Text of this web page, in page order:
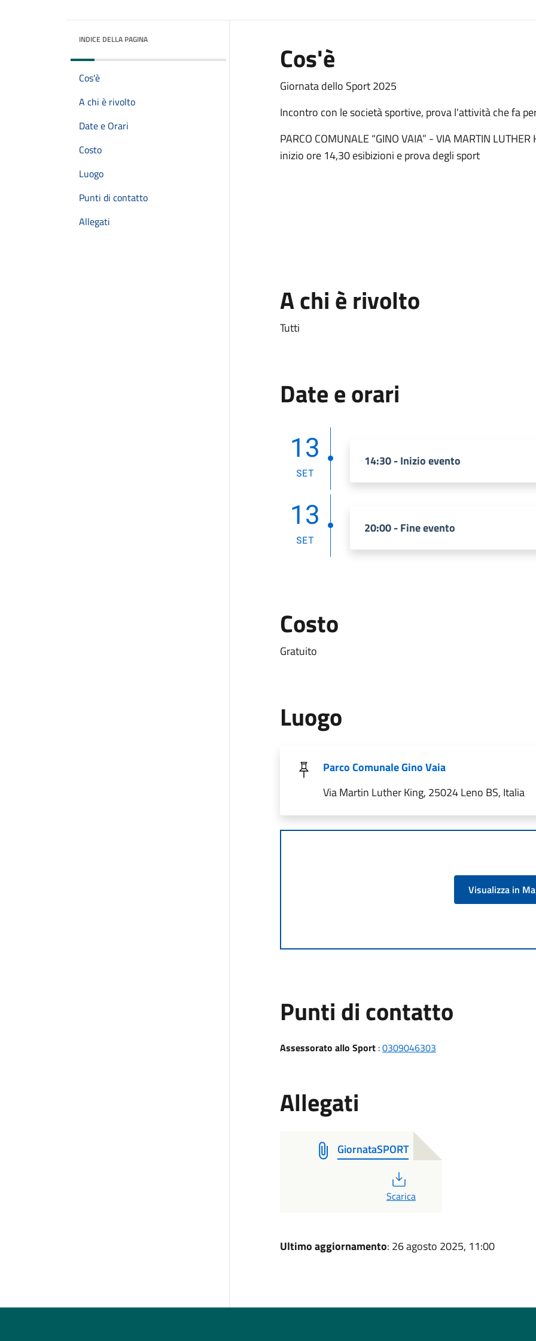
INDICE DELLA PAGINA
Cos'è
A chi è rivolto
Date e Orari
Costo
Luogo
Punti di contatto
Allegati
Cos'è
Giornata dello Sport 2025
Incontro con le società sportive, prova l'attività che fa
PARCO COMUNALE “GINO VAIA” - VIA MARTIN
inizio ore 14,30 esibizioni e prova degli sport
A chi è rivolto
Tutti
Date e orari
13
SET
14:30 - Inizio evento
13
SET
20:00 - Fine evento
Costo
Gratuito
Luogo
Parco Comunale Gino Vaia
Via Martin Luther King, 25024 Leno BS, Italia
Visualizza in
Punti di contatto
Assessorato allo Sport:0309046303
Allegati
GiornataSPORT
Scarica
Ultimo aggiornamento: 26 agosto 2025, 11:00